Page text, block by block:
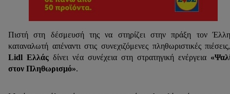
Πιστή στη δέσμευσή της να στηρίζει στην πράξη τον
καταναλωτή απέναντι στις συνεχιζόμενες πληθωριστικές
Lidl Ελλάς δίνει νέα συνέχεια στη στρατηγική ενέργεια
στον Πληθωρισμό».